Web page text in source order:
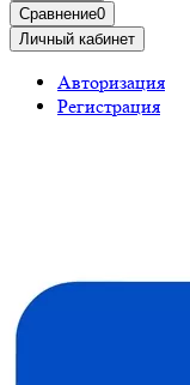
Сравнение0
Личный кабинет
Авторизация
Регистрация